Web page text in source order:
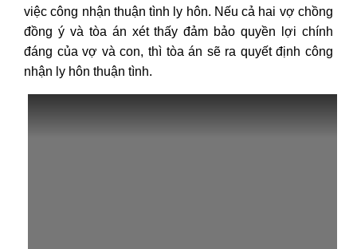
việc công nhận thuận tình ly hôn. Nếu cả hai vợ chồng
đồng ý và tòa án xét thấy đảm bảo quyền lợi chính
đáng của vợ và con, thì tòa án sẽ ra quyết định công
nhận ly hôn thuận tình.